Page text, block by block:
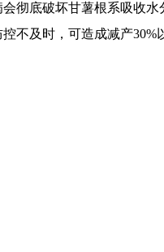
会彻底破坏甘薯根系吸收
不及时，可造成减产30%